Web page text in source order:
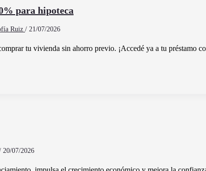
para hipoteca
Ruiz / 21/07/2026
tu vivienda sin ahorro previo. ¡Accedé ya a tu préstamo
20/07/2026